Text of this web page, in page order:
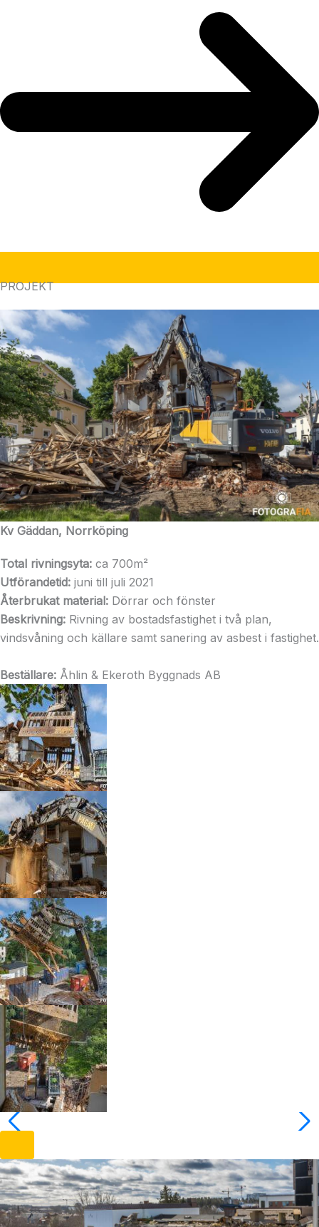
PROJEKT
Kv Gäddan, Norrköping
Total rivningsyta: ca 700m²
Utförandetid: juni till juli 2021
Återbrukat material: Dörrar och fönster
Beskrivning: Rivning av bostadsfastighet i två plan,
vindsvåning och källare samt sanering av asbest i fastighet.
Beställare: Åhlin & Ekeroth Byggnads AB